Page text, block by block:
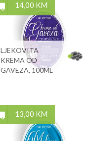
14,00 KM
LJEKOVITA
KREMA OD
GAVEZA, 100ML
13,00 KM